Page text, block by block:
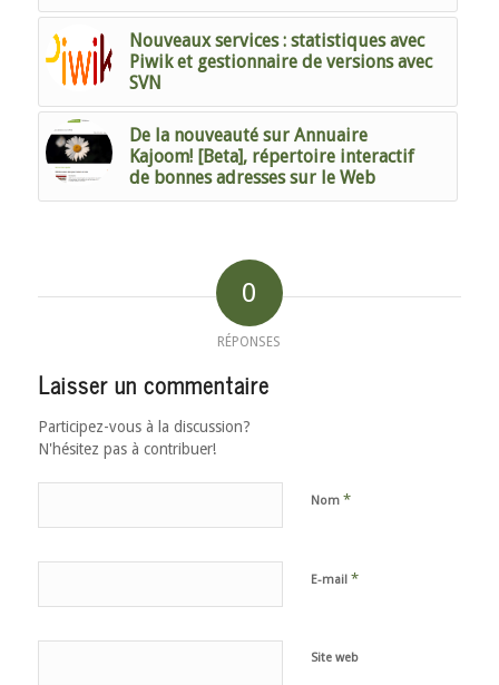
Nouveaux services : statistiques avec
Piwik et gestionnaire de versions avec
SVN
De la nouveauté sur Annuaire
Kajoom! [Beta], répertoire interactif
de bonnes adresses sur le Web
0
RÉPONSES
Laisser un commentaire
Participez-vous à la discussion?
N'hésitez pas à contribuer!
Nom *
E-mail *
Site web